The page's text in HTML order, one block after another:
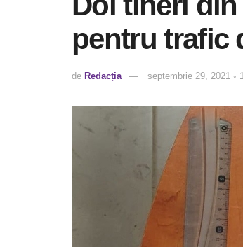
pentru trafic
de Redacția septembrie 29, 2021 ◦